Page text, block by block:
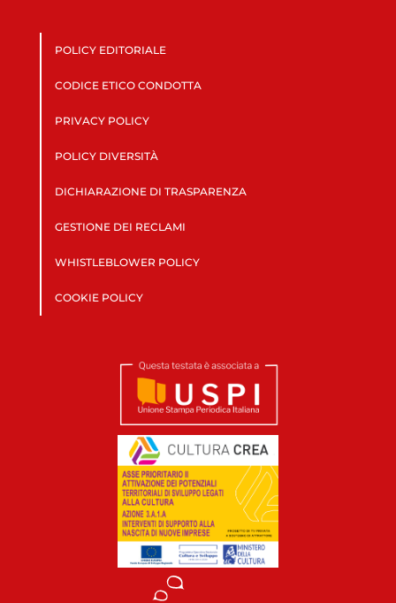
POLICY EDITORIALE
CODICE ETICO CONDOTTA
PRIVACY POLICY
POLICY DIVERSITÀ
DICHIARAZIONE DI TRASPARENZA
GESTIONE DEI RECLAMI
WHISTLEBLOWER POLICY
COOKIE POLICY